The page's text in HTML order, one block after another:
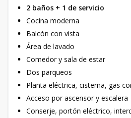
2 baños + 1 de servicio
Cocina moderna
Balcón con vista
Área de lavado
Comedor y sala de estar
Dos parqueos
Planta eléctrica, cisterna, gas
Acceso por ascensor y escalera
Conserje, portón eléctrico,